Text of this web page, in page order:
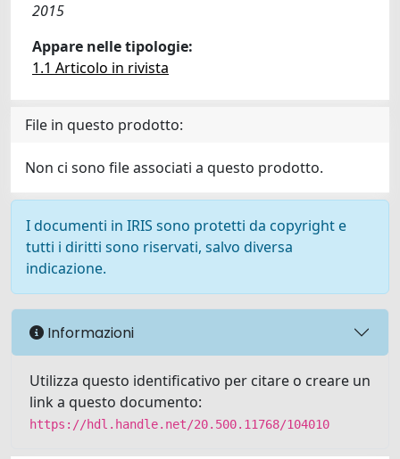
2015
Appare nelle tipologie:
1.1 Articolo in rivista
File in questo prodotto:
Non ci sono file associati a questo prodotto.
I documenti in IRIS sono protetti da copyright e
tutti i diritti sono riservati, salvo diversa
indicazione.
Informazioni
Utilizza questo identificativo per citare o creare un
link a questo documento:
https://hdl.handle.net/20.500.11768/104010